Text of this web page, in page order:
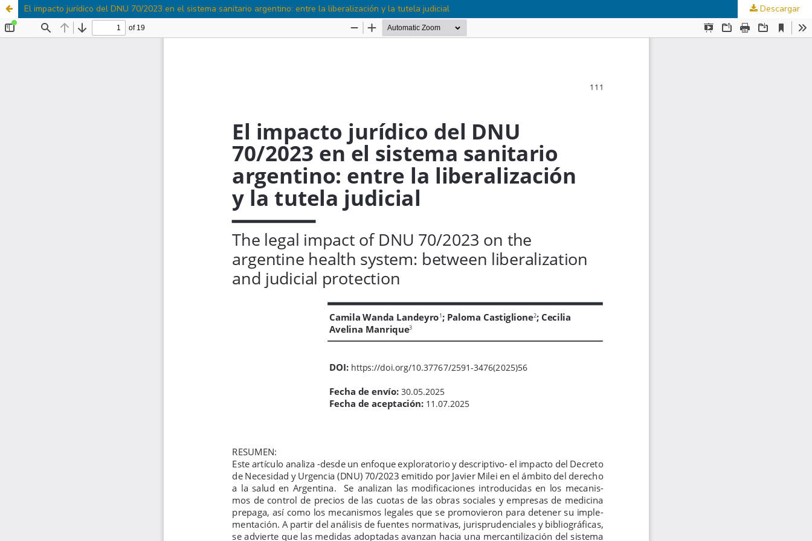
El impacto jurídico del DNU 70/2023 en el sistema sanitario argentino: entre la liberalización y la tutela judicial Descargar